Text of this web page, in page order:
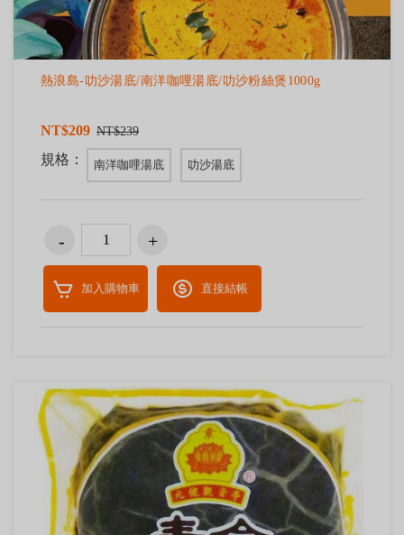
熱浪島-叻沙湯底/南洋咖哩湯底/叻沙粉絲煲1000g
NT$209 NT$239
規格： 南洋咖哩湯底 叻沙湯底
加入購物車 直接結帳